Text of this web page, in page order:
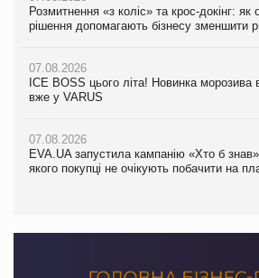
Розмитнення «з коліс» та крос-докінг: як
рішення допомагають бізнесу зменшити
07.08.2026
ICE BOSS цього літа! Новинка морозива
вже у VARUS
07.08.2026
EVA.UA запустила кампанію «Хто б
якого покупці не очікують побачити на
07.08.2026
EVA.UA запустила кампанію «Хто б знав»
06.08.2026
Смачна новинка для хвостатих: у VARUS
05.08.2026
Мережа супермаркетів VARUS купує
Kraft Heinz скоротила збиток у першому
Продажі Hugo Boss впали на 9%